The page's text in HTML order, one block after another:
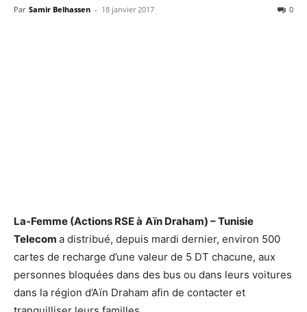
Par Samir Belhassen - 18 janvier 2017 0
La-Femme (Actions RSE à Aïn Draham) –Tunisie
Telecom a distribué, depuis mardi dernier, environ 500
cartes de recharge d’une valeur de 5 DT chacune, aux
personnes bloquées dans des bus ou dans leurs voitures
dans la région d’Aïn Draham afin de contacter et